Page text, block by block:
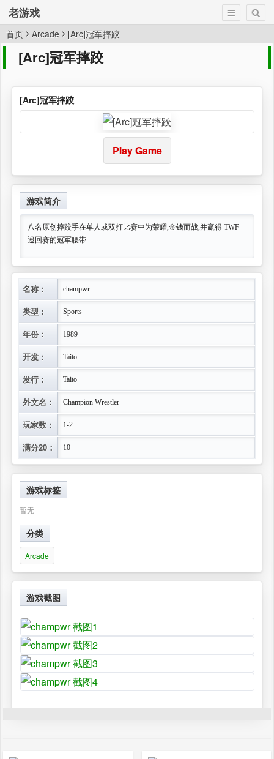
老游戏
首页 Arcade [Arc]冠军摔跤
[Arc]冠军摔跤
[Arc]冠军摔跤
Play Game
游戏简介
八名原创摔跤手在单人或双打比赛中为荣耀,金钱而战,并赢得 TWF
巡回赛的冠军腰带.
名称： champwr
类型： Sports
年份： 1989
开发： Taito
发行： Taito
外文名： Champion Wrestler
玩家数： 1-2
满分20： 10
游戏标签
暂无
分类
Arcade
游戏截图